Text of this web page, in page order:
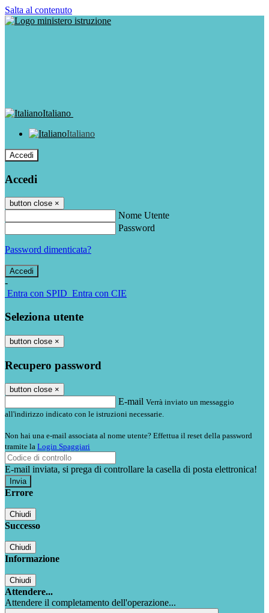
Salta al contenuto
Italiano
Italiano
Accedi
Accedi
button close ×
Nome Utente
Password
Password dimenticata?
-
Entra con SPID Entra con CIE
Seleziona utente
button close ×
Recupero password
button close ×
E-mail Verrà inviato un messaggio
all'indirizzo indicato con le istruzioni necessarie.
Non hai una e-mail associata al nome utente? Effettua il reset della password
tramite la Login Spaggiari
E-mail inviata, si prega di controllare la casella di posta elettronica!
Errore
Chiudi
Successo
Chiudi
Informazione
Chiudi
Attendere...
Attendere il completamento dell'operazione...